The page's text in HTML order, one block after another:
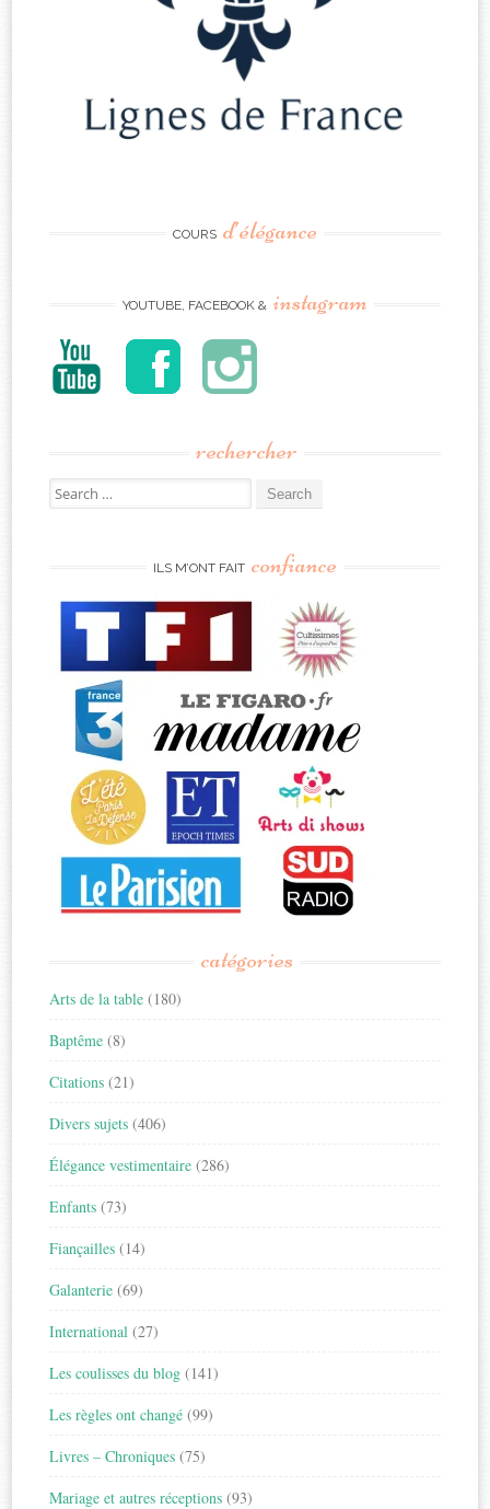
COURS d’élégance
YOUTUBE, FACEBOOK & instagram
rechercher
Search
for:
ILS M’ONT FAIT confiance
catégories
Arts de la table (180)
Baptême (8)
Citations (21)
Divers sujets (406)
Élégance vestimentaire (286)
Enfants (73)
Fiançailles (14)
Galanterie (69)
International (27)
Les coulisses du blog (141)
Les règles ont changé (99)
Livres – Chroniques (75)
Mariage et autres réceptions (93)